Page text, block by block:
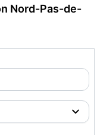
Nord-Pas-de-